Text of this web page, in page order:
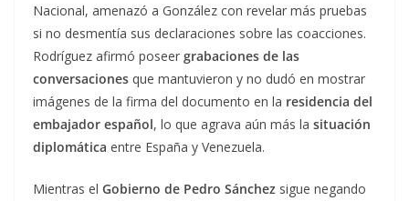
Nacional, amenazó a González con revelar más pruebas
si no desmentía sus declaraciones sobre las coacciones.
Rodríguez afirmó poseer grabaciones de las
conversaciones que mantuvieron y no dudó en mostrar
imágenes de la firma del documento en la residencia del
embajador español, lo que agrava aún más la situación
diplomática entre España y Venezuela.
Mientras el Gobierno de Pedro Sánchez sigue negando